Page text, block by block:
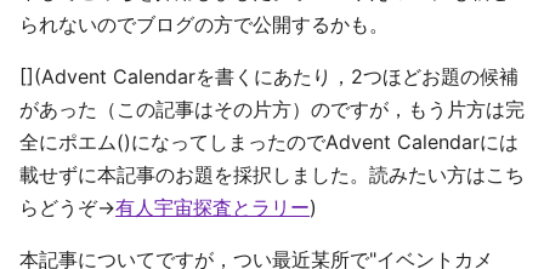
られないのでブログの方で公開するかも。
[](Advent Calendarを書くにあたり，2つほどお題の候補
があった（この記事はその片方）のですが，もう片方は完
全にポエム()になってしまったのでAdvent Calendarには
載せずに本記事のお題を採択しました。読みたい方はこち
らどうぞ→有人宇宙探査とラリー)
本記事についてですが，つい最近某所で"イベントカメ